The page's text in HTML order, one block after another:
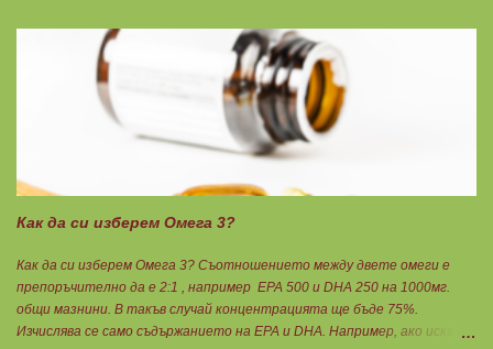
филтрация при качествените продукти отстранява млечната захар
и по този начин се избягват проблемите със алергии, задържане на
вода, подуване на стомаха, диария или друг тип дискомфорт.
Как да си изберем Омега 3?
Как да си изберем Омега 3? Съотношението между двете омеги е
препоръчително да е 2:1 , например ЕРА 500 и DHA 250 на 1000мг.
общи мазнини. В такъв случай концентрацията ще бъде 75%.
Изчислява се само съдържанието на EPA и DHA. Например, ако искате